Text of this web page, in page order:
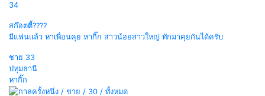
34
สก๊อตตี้????
มีแฟนแล้ว หาเพื่อนคุย หากิ๊ก สาวน้อยสาวใหญ่ ทักมาคุยกันได้ครับ
ชาย 33
ปทุมธานี
หากิ๊ก